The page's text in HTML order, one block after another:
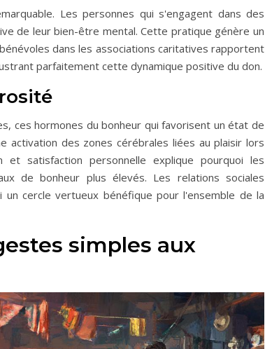
Les personnes qui s'engagent dans des
de leur bien-être mental. Cette pratique génère un
dans les associations caritatives rapportent
parfaitement cette dynamique positive du don.
ces hormones du bonheur qui favorisent un état de
activation des zones cérébrales liées au plaisir lors
satisfaction personnelle explique pourquoi les
de bonheur plus élevés. Les relations sociales
un cercle vertueux bénéfique pour l'ensemble de la
simples aux